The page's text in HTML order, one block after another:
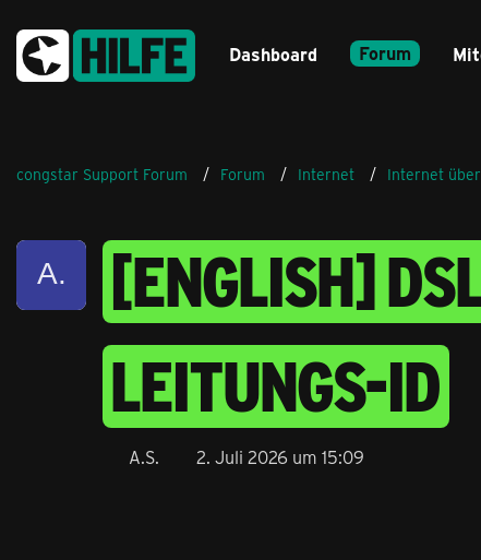
Dashboard Forum
congstar Support Forum Forum Internet Internet
[ENGLISH]
LEITUNGS-ID
A.S. 2. Juli 2026 um 15:09